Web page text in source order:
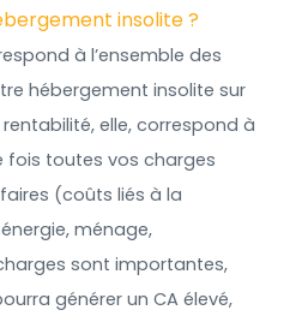
insolite ?
à l’ensemble des
hébergement insolite sur
elle, correspond à
fois toutes vos charges
(coûts liés à la
ménage,
sont importantes,
générer un CA élevé,